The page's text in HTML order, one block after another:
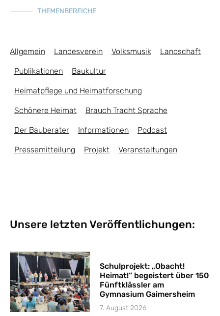
THEMENBEREICHE
Allgemein Landesverein Volksmusik Landschaft
Publikationen Baukultur
Heimatpflege und Heimatforschung
Schönere Heimat Brauch Tracht Sprache
Der Bauberater Informationen Podcast
Pressemitteilung Projekt Veranstaltungen
Unsere letzten Veröffentlichungen:
Schulprojekt: „Obacht!
Heimat!“ begeistert über 150
Fünftklässler am
Gymnasium Gaimersheim
7. August 2026